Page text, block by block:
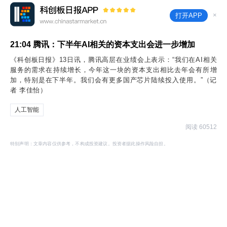
打开APP ×
21:04 腾讯：下半年AI相关的资本支出会进一步增加
《科创板日报》13日讯，腾讯高层在业绩会上表示：“我们在AI相关
服务的需求在持续增长，今年这一块的资本支出相比去年会有所增
加，特别是在下半年。我们会有更多国产芯片陆续投入使用。”（记
者 李佳怡）
人工智能
阅读 60512
特别声明：文章内容仅供参考，不构成投资建议。投资者据此操作风险自担。